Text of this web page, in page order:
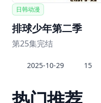
日韩动漫
排球少年第二季
第25集完结
2025-10-29 15